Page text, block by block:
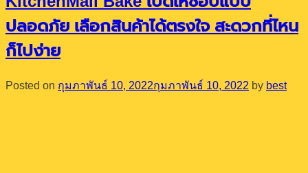
ปลอดภัย เลือกสินค้าได้ตรงใจ สะดวกที่ไหน
ก็ไปง่าย
Posted on กุมภาพันธ์ 10, 2022กุมภาพันธ์ 10, 2022 by best